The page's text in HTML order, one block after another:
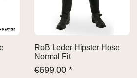
RoB Leder Hipster Hose
Normal Fit
€699,00 *